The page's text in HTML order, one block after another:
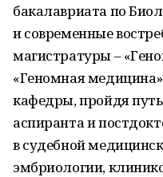
бакалавриата по
и современные
магистратуры –
«Геномная
кафедры, пройдя
аспиранта и
в судебной
эмбриологии,